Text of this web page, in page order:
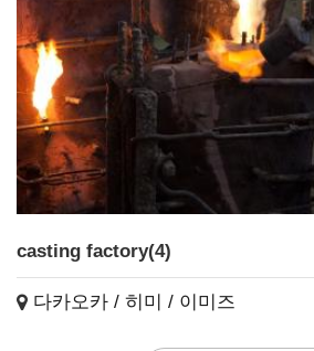
casting factory(4)
다카오카 / 히미 / 이미즈